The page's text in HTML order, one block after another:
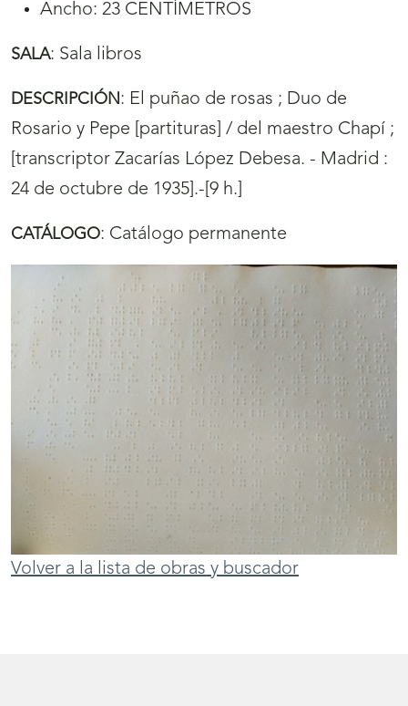
Ancho: 23 CENTÍMETROS
SALA: Sala libros
DESCRIPCIÓN: El puñao de rosas ; Duo de
Rosario y Pepe [partituras] / del maestro Chapí ;
[transcriptor Zacarías López Debesa. - Madrid :
24 de octubre de 1935].-[9 h.]
CATÁLOGO: Catálogo permanente
Volver a la lista de obras y buscador